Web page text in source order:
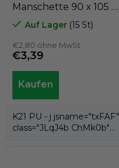
Manschette 90 x 105 x
9 K21-090/12 PU ,
Auf Lager (15 St)
€2,80 ohne MwSt.
€3,39
K21 PU - j jsname="txFAF"
class="JLqJ4b ChMk0b"